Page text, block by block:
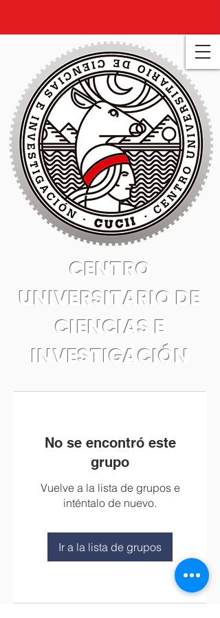
CENTRO
UNIVERSITARIO DE
CIENCIAS E
INVESTIGACIÓN
No se encontró este
grupo
Vuelve a la lista de grupos e
inténtalo de nuevo.
Ir a la lista de grupos